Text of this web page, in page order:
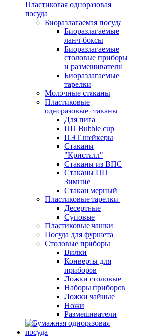
Пластиковая одноразовая
посуда
Биоразлагаемая посуда
Биоразлагаемые
ланч-боксы
Биоразлагаемые
столовые приборы
и размешиватели
Биоразлагаемые
тарелки
Молочные стаканы
Пластиковые
одноразовые стаканы
Для пива
ПП Bubble cup
ПЭТ шейкеры
Стаканы
"Кристалл"
Стаканы из ВПС
Стаканы ПП
Зимние
Стакан мерный
Пластиковые тарелки
Десертные
Суповые
Пластиковые чашки
Посуда для фуршета
Столовые приборы
Вилки
Конверты для
приборов
Ложки столовые
Наборы приборов
Ложки чайные
Ножи
Размешиватели